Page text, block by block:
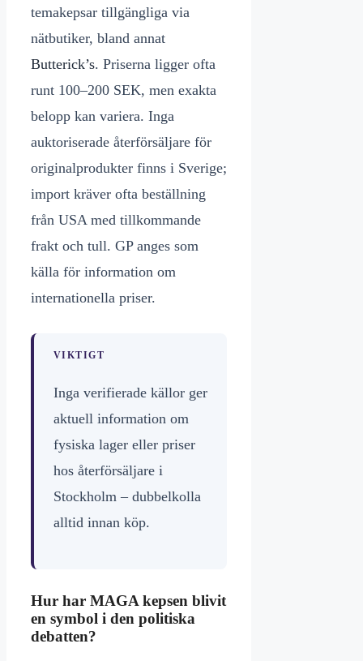
temakepsar tillgängliga via
nätbutiker, bland annat
Butterick’s. Priserna ligger ofta
runt 100–200 SEK, men exakta
belopp kan variera. Inga
auktoriserade återförsäljare för
originalprodukter finns i Sverige;
import kräver ofta beställning
från USA med tillkommande
frakt och tull. GP anges som
källa för information om
internationella priser.
VIKTIGT
Inga verifierade källor ger
aktuell information om
fysiska lager eller priser
hos återförsäljare i
Stockholm – dubbelkolla
alltid innan köp.
Hur har MAGA kepsen blivit
en symbol i den politiska
debatten?